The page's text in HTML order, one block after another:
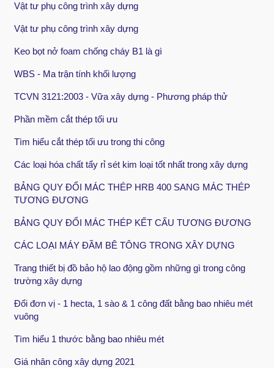
Vật tư phụ công trình xây dựng
Vật tư phụ công trình xây dựng
Keo bọt nở foam chống cháy B1 là gì
WBS - Ma trận tính khối lượng
TCVN 3121:2003 - Vữa xây dựng - Phương pháp thử
Phần mềm cắt thép tối ưu
Tìm hiểu cắt thép tối ưu trong thi công
Các loại hóa chất tẩy rỉ sét kim loại tốt nhất trong xây dựng
BẢNG QUY ĐỔI MÁC THÉP HRB 400 SANG MÁC THÉP
TƯƠNG ĐƯƠNG
BẢNG QUY ĐỔI MÁC THÉP KẾT CẤU TƯƠNG ĐƯƠNG
CÁC LOẠI MÁY ĐẦM BÊ TÔNG TRONG XÂY DỰNG
Trang thiết bị đồ bảo hộ lao động gồm những gì trong công
trường xây dựng
Đổi đơn vị - 1 hecta, 1 sào & 1 công đất bằng bao nhiêu mét
vuông
Tìm hiểu 1 thước bằng bao nhiêu mét
Giá nhân công xây dựng 2021